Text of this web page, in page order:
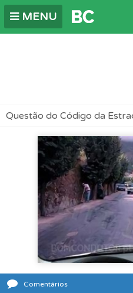
MENU
Questão do Código da
Comentários